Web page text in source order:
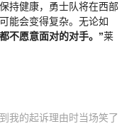
持健康，勇士队将在西部
能会变得复杂。无论如
不愿意面对的对手。”莱
我的起诉理由时当场笑了